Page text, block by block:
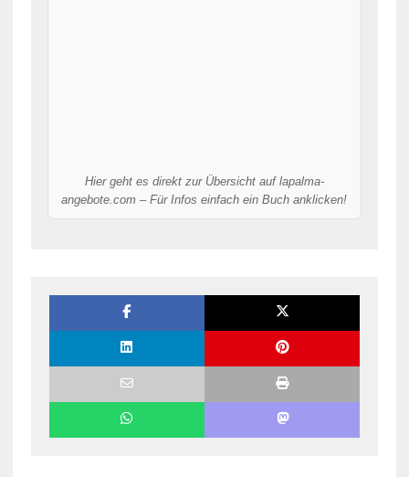
Hier geht es direkt zur Übersicht auf lapalma-
angebote.com – Für Infos einfach ein Buch anklicken!